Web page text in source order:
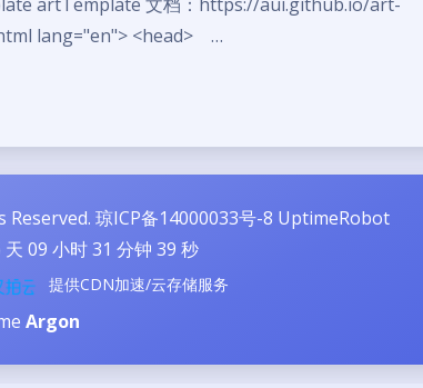
关闭 日落 暗化
lang="en"> <head> …
Reserved. 琼ICP备14000033号-8 UptimeRobot
天 09 小时31 分钟 40 秒
提供CDN加速/云存储服务
Argon